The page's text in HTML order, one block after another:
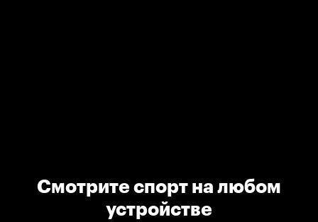
Смотрите спорт на любом
устройстве